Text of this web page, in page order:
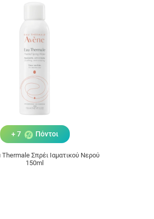
+ 7 Πόντοι
Thermale Σπρέι Ιαματικού Νερού
150ml